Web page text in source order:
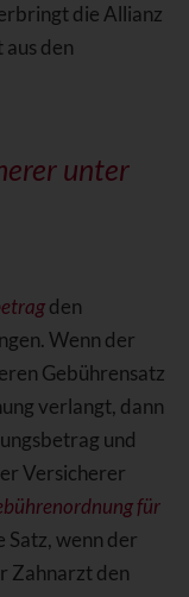
die Allianz
den
unter
den
Wenn der
Gebührensatz
verlangt, dann
und
Versicherer
für
Satz, wenn der
Zahnarzt den